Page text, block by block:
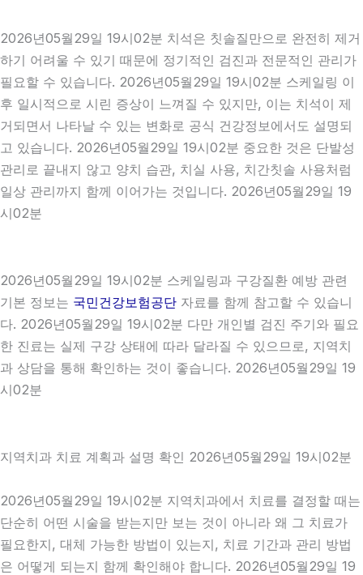
2026년05월29일 19시02분 치석은 칫솔질만으로 완전히 제거
하기 어려울 수 있기 때문에 정기적인 검진과 전문적인 관리가
필요할 수 있습니다. 2026년05월29일 19시02분 스케일링 이
후 일시적으로 시린 증상이 느껴질 수 있지만, 이는 치석이 제
거되면서 나타날 수 있는 변화로 공식 건강정보에서도 설명되
고 있습니다. 2026년05월29일 19시02분 중요한 것은 단발성
관리로 끝내지 않고 양치 습관, 치실 사용, 치간칫솔 사용처럼
일상 관리까지 함께 이어가는 것입니다. 2026년05월29일 19
시02분
2026년05월29일 19시02분 스케일링과 구강질환 예방 관련
기본 정보는 국민건강보험공단 자료를 함께 참고할 수 있습니
다. 2026년05월29일 19시02분 다만 개인별 검진 주기와 필요
한 진료는 실제 구강 상태에 따라 달라질 수 있으므로, 지역치
과 상담을 통해 확인하는 것이 좋습니다. 2026년05월29일 19
시02분
지역치과 치료 계획과 설명 확인 2026년05월29일 19시02분
2026년05월29일 19시02분 지역치과에서 치료를 결정할 때는
단순히 어떤 시술을 받는지만 보는 것이 아니라 왜 그 치료가
필요한지, 대체 가능한 방법이 있는지, 치료 기간과 관리 방법
은 어떻게 되는지 함께 확인해야 합니다. 2026년05월29일 19